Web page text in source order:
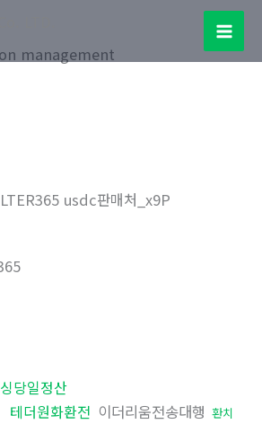
LTD.
Main
management
usdc판매처_x9P
당일정산
테더원화환전 이더리움전송대행 환치